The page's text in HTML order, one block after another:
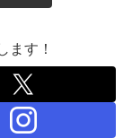
ます！